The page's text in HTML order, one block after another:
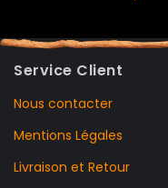
Service Client
Nous contacter
Mentions Légales
Livraison et Retour